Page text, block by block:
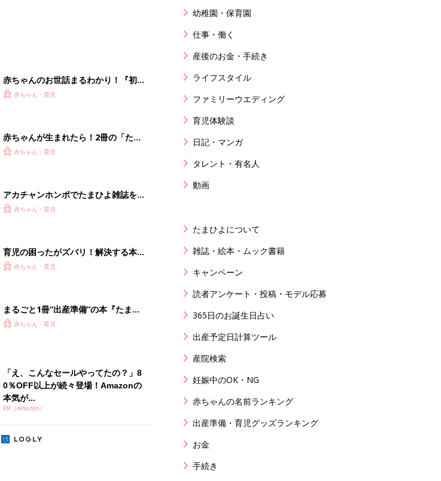
赤ちゃんのお世話まるわかり！『初め
てのひよこクラブ 夏号』〈巻頭大特
赤ちゃん・育児
赤ちゃんが生まれたら！2冊の「たま
ひよ」
赤ちゃん・育児
アカチャンホンポでたまひよ雑誌を買
うとポイント10倍【期間限定】
赤ちゃん・育児
育児の困ったがズバリ！解決する本
『ひよこクラブ 秋号』 4カ月～2才
赤ちゃん・育児
まるごと1冊“出産準備”の本『たまご
クラブ 夏号』〈スペシャル大特集〉
赤ちゃん・育児
「え、こんなセールやってたの？」8
0％OFF以上が続々登場！Amazonの
本気が...
PR（Amazon）
幼稚園・保育園
仕事・働く
産後のお金・手続き
ライフスタイル
ファミリーウエディング
育児体験談
日記・マンガ
タレント・有名人
動画
たまひよについて
雑誌・絵本・ムック書籍
キャンペーン
読者アンケート・投稿・モデル応募
365日のお誕生日占い
出産予定日計算ツール
産院検索
妊娠中のOK・NG
赤ちゃんの名前ランキング
出産準備・育児グッズランキング
お金
手続き